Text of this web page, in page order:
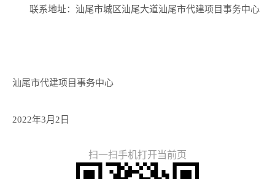
联系地址：汕尾市城区汕尾大道汕尾市代建项目事务中心
汕尾市代建项目事务中心
2022年3月2日
扫一扫手机打开当前页